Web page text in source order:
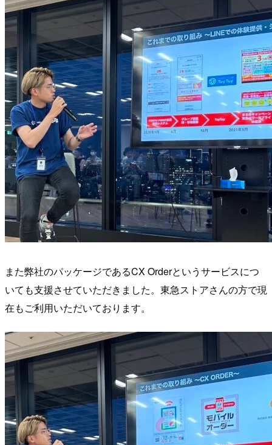
また弊社のパッケージであるCX Orderというサービスにつ
いても支援させていただきました。東急ストアさんの方で現
在もご利用いただいております。